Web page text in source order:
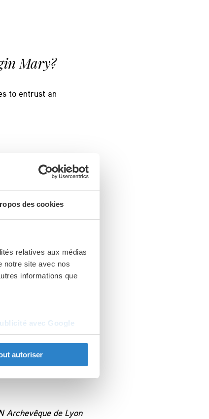
des cookies
relatives aux médias
notre site avec nos
informations que
avec Google
autoriser
Mary?
to entrust an
Church,
their
and
Archevêque de Lyon